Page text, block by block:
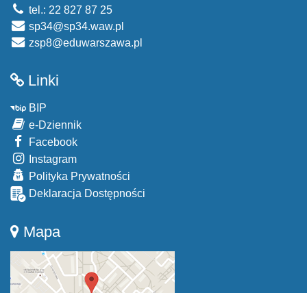
tel.: 22 827 87 25
sp34@sp34.waw.pl
zsp8@eduwarszawa.pl
Linki
BIP
e-Dziennik
Facebook
Instagram
Polityka Prywatności
Deklaracja Dostępności
Mapa